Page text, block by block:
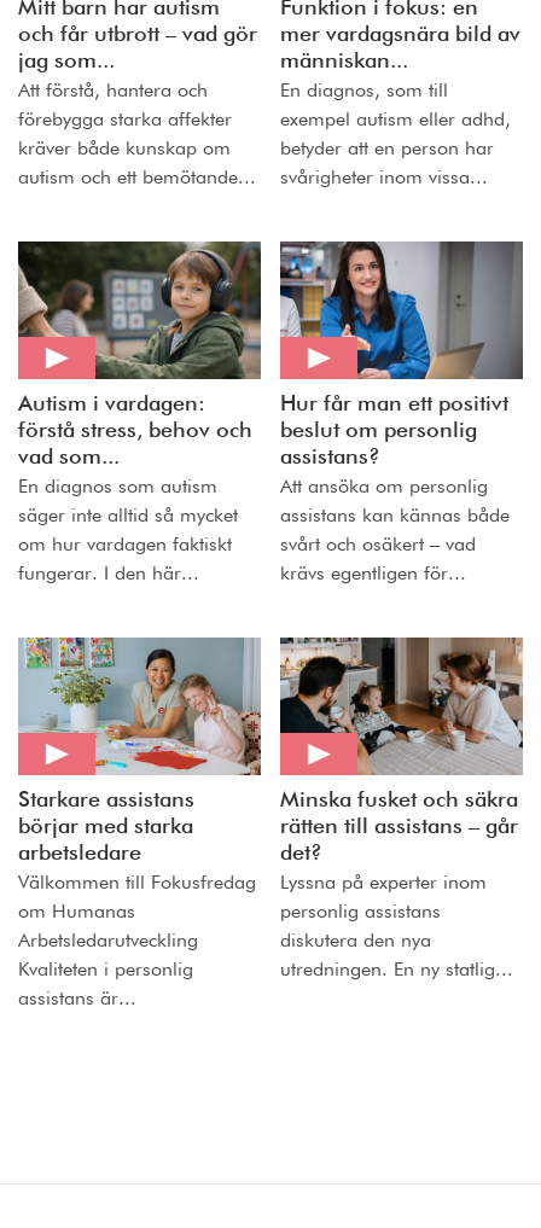
Mitt barn har autism
och får utbrott – vad gör
jag som...
Att förstå, hantera och
förebygga starka affekter
kräver både kunskap om
autism och ett bemötande...
Funktion i fokus: en
mer vardagsnära bild av
människan...
En diagnos, som till
exempel autism eller adhd,
betyder att en person har
svårigheter inom vissa...
Autism i vardagen:
förstå stress, behov och
vad som...
En diagnos som autism
säger inte alltid så mycket
om hur vardagen faktiskt
fungerar. I den här...
Hur får man ett positivt
beslut om personlig
assistans?
Att ansöka om personlig
assistans kan kännas både
svårt och osäkert – vad
krävs egentligen för...
Starkare assistans
börjar med starka
arbetsledare
Välkommen till Fokusfredag
om Humanas
Arbetsledarutveckling
Kvaliteten i personlig
assistans är...
Minska fusket och säkra
rätten till assistans – går
det?
Lyssna på experter inom
personlig assistans
diskutera den nya
utredningen. En ny statlig...